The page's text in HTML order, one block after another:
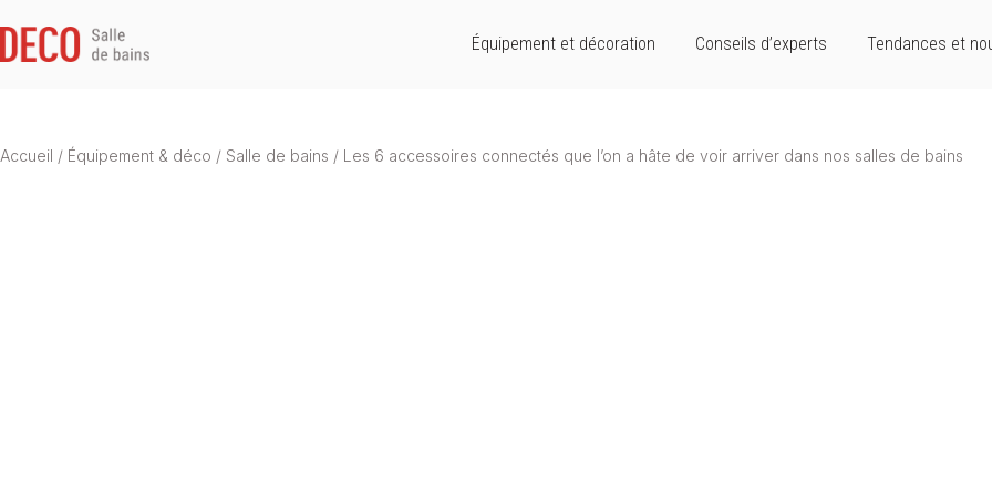
Équipement et décoration Conseils d’experts Tendances et
Accueil / Équipement & déco / Salle de bains / Les 6 accessoires connectés que l’on a hâte de voir arriver dans nos salles de bains